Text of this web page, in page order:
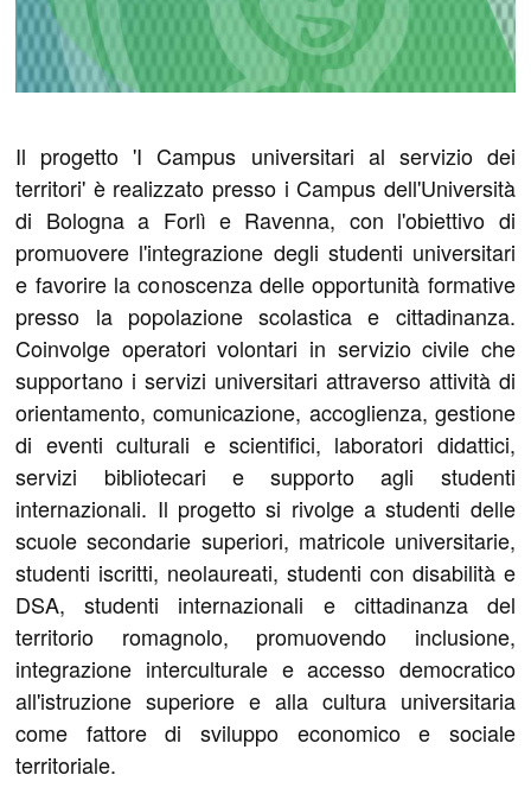
Il progetto 'I Campus universitari al servizio dei
territori' è realizzato presso i Campus dell'Università
di Bologna a Forlì e Ravenna, con l'obiettivo di
promuovere l'integrazione degli studenti universitari
e favorire la conoscenza delle opportunità formative
presso la popolazione scolastica e cittadinanza.
Coinvolge operatori volontari in servizio civile che
supportano i servizi universitari attraverso attività di
orientamento, comunicazione, accoglienza, gestione
di eventi culturali e scientifici, laboratori didattici,
servizi bibliotecari e supporto agli studenti
internazionali. Il progetto si rivolge a studenti delle
scuole secondarie superiori, matricole universitarie,
studenti iscritti, neolaureati, studenti con disabilità e
DSA, studenti internazionali e cittadinanza del
territorio romagnolo, promuovendo inclusione,
integrazione interculturale e accesso democratico
all'istruzione superiore e alla cultura universitaria
come fattore di sviluppo economico e sociale
territoriale.